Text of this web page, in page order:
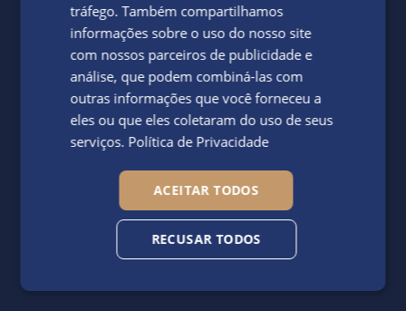
tráfego. Também compartilhamos
informações sobre o uso do nosso site
com nossos parceiros de publicidade e
análise, que podem combiná-las com
outras informações que você forneceu a
eles ou que eles coletaram do uso de seus
serviços. Política de Privacidade
ACEITAR TODOS
RECUSAR TODOS